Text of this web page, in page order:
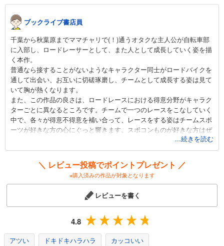
649円 (税込)
試し読み
あらすじを表示する
649円 (税込)
カート
試し読み
あらすじを表示する
弱虫ペダル 95
649円 (税込)
弱虫ペダル 96
円 (税込)
ブックライブ書店員
千葉から秋葉原までママチャリで(！)通うオタクな主人公が自転車部
に入部し、ロードレーサーとして、また人として成長していく姿を描
く本作。
普通なら接することがないようなキャラクター同士がロードバイクを
通して出会い、お互いに切磋琢磨し、チームとして成長する姿は見て
いて胸が熱くなります。
また、この作品の良さは、ロードレースにおける得意分野がキャラク
ターごとに異なるところです。チームで一つのレースをこなしていく
中で、各々が得意不得意を補い合って、レースをする姿はチームスポ
ーツが好きな方の心にぐっと響きます。スポコンものが好きな方はぜ
そしてロードバイクが欲しくなります。ロードバイクで無性に走りた
くなること請け合いです。
...続きを読む
＼ レビュー投稿でポイントプレゼント ／
※購入済みの作品が対象となります
レビューを書く
4.8
アツい ドキドキハラハラ カッコいい